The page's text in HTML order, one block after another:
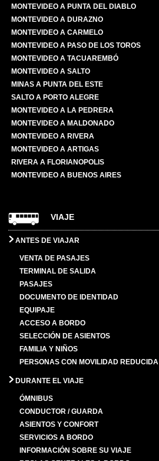
MONTEVIDEO A PUNTA DEL DIABLO
MONTEVIDEO A DURAZNO
MONTEVIDEO A CARMELO
MONTEVIDEO A PASO DE LOS TOROS
MONTEVIDEO A TACUAREMBÓ
MONTEVIDEO A SALTO
MINAS A PUNTA DEL ESTE
SALTO A PORTO ALEGRE
MONTEVIDEO A LA PEDRERA
MONTEVIDEO A MALDONADO
MONTEVIDEO A RIVERA
MONTEVIDEO A ARTIGAS
RIVERA A FLORIANOPOLIS
MONTEVIDEO A BUENOS AIRES
VIAJE
ANTES DE VIAJAR
VENTA DE PASAJES
TERMINAL DE SALIDA
PASAJES
DOCUMENTO DE IDENTIDAD
EQUIPAJE
ACCESO A BORDO
SELECCIÓN DE ASIENTOS
FAMILIA Y NIÑOS
PERSONAS CON MOVILIDAD REDUCIDA
DURANTE EL VIAJE
ÓMNIBUS
CONDUCTOR / GUARDA
ASIENTOS Y CONFORT
SERVICIOS A BORDO
INFORMACIÓN SOBRE SU VIAJE